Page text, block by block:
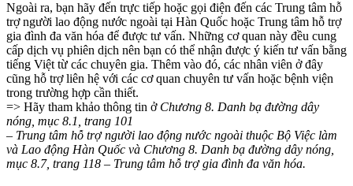
Ngoài ra, bạn hãy đến trực tiếp hoặc gọi điện đến các Trung tâm hỗ
trợ người lao động nước ngoài tại Hàn Quốc hoặc Trung tâm hỗ trợ
gia đình đa văn hóa để được tư vấn. Những cơ quan này đều cung
cấp dịch vụ phiên dịch nên bạn có thể nhận được ý kiến tư vấn bằng
tiếng Việt từ các chuyên gia. Thêm vào đó, các nhân viên ở đây
cũng hỗ trợ liên hệ với các cơ quan chuyên tư vấn hoặc bệnh viện
trong trường hợp cần thiết.
=> Hãy tham khảo thông tin ở Chương 8. Danh bạ đường dây
nóng, mục 8.1, trang 101
– Trung tâm hỗ trợ người lao động nước ngoài thuộc Bộ Việc làm
và Lao động Hàn Quốc và Chương 8. Danh bạ đường dây nóng,
mục 8.7, trang 118 – Trung tâm hỗ trợ gia đình đa văn hóa.